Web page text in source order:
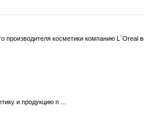
косметики компанию L`Oreal
и продукцию п ...